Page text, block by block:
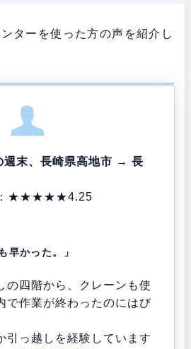
ターを使った方の声を紹介し
週末、長崎県高地市 → 長
：★★★★★4.25
早かった。」
の四階から、クレーンも使
で作業が終わったのにはび
引っ越しを経験しています